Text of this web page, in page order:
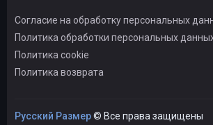
Согласие на обработку персональных
Политика обработки персональных
Политика cookie
Политика возврата
Русский Размер© Все права защищены